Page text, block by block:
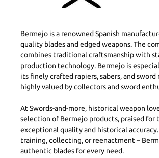
Bermejo is a renowned Spanish
quality blades and edged weapons. The
combines traditional craftsmanship with
production technology. Bermejo is
its finely crafted rapiers, sabers, and
highly valued by collectors and sword
At Swords-and-more, historical weapon
selection of Bermejo products, praised for
exceptional quality and historical
training, collecting, or reenactment –
authentic blades for every need.